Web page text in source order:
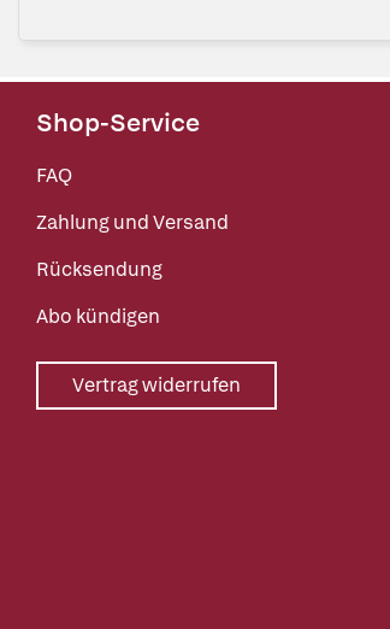
Shop-Service
FAQ
Zahlung und Versand
Rücksendung
Abo kündigen
Vertrag widerrufen